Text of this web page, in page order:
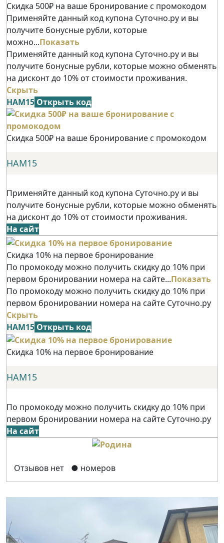
Скидка 500₽ на ваше бронирование с промокодом
Применяйте данный код купона Суточно.ру и вы
получите бонусные рубли, которые
можно...Показать
Применяйте данный код купона Суточно.ру и вы
получите бонусные рубли, которые можно обменять
на дисконт до 10% от стоимости проживания.
Скрыть
НАМ15 Открыть код
Скидка 500₽ на ваше бронирование с промокодом
НАМ15
Применяйте данный код купона Суточно.ру и вы
получите бонусные рубли, которые можно обменять
на дисконт до 10% от стоимости проживания.
На сайт
Скидка 10% на первое бронирование
По промокоду можно получить скидку до 10% при
первом бронировании номера на сайте...Показать
По промокоду можно получить скидку до 10% при
первом бронировании номера на сайте Суточно.ру
Скрыть
НАМ15 Открыть код
Скидка 10% на первое бронирование
НАМ15
По промокоду можно получить скидку до 10% при
первом бронировании номера на сайте Суточно.ру
На сайт
Отзывов нет ● номеров